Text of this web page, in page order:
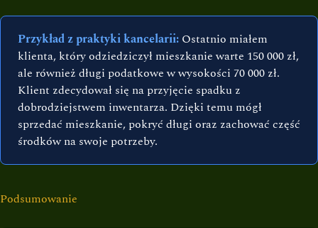
Przykład z praktyki kancelarii: Ostatnio miałem
klienta, który odziedziczył mieszkanie warte 150 000 zł,
ale również długi podatkowe w wysokości 70 000 zł.
Klient zdecydował się na przyjęcie spadku z
dobrodziejstwem inwentarza. Dzięki temu mógł
sprzedać mieszkanie, pokryć długi oraz zachować część
środków na swoje potrzeby.
Podsumowanie